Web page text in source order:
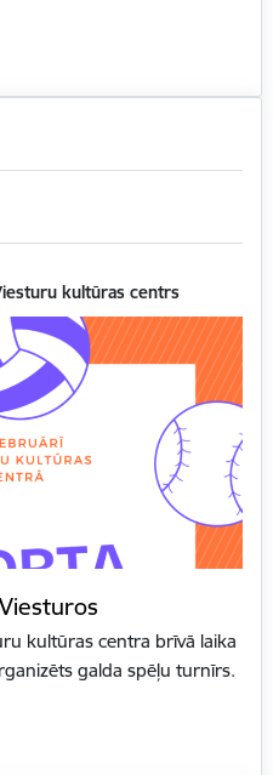
kultūras centrs
kultūras centra brīvā laika
galda spēļu turnīrs.